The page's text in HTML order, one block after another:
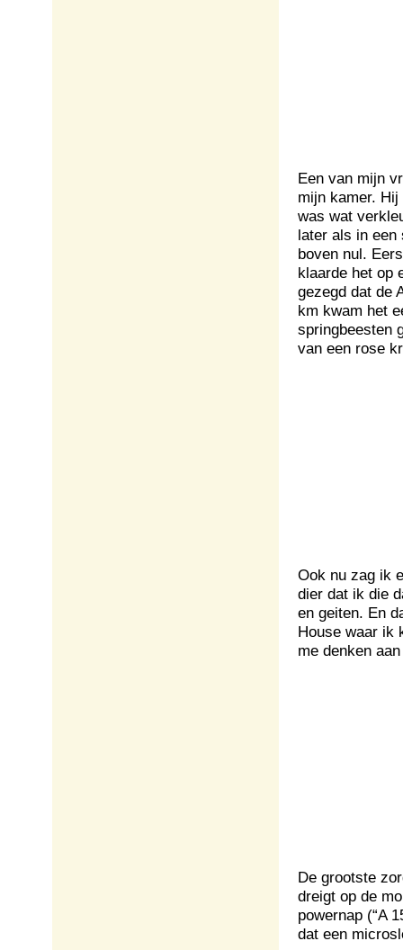
Een van mijn
mijn kamer.
was wat
later als in een
boven nul.
klaarde het op
gezegd dat de
km kwam het
springbeesten
van een rose
Ook nu zag ik
dier dat ik die
en geiten. En
House waar ik
me denken
De grootste
dreigt op de
powernap (“A
dat een